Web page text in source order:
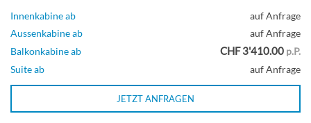
Innenkabine ab
auf Anfrage
Aussenkabine ab
auf Anfrage
Balkonkabine ab
CHF 3'410.00 p.P.
Suite ab
auf Anfrage
JETZT ANFRAGEN